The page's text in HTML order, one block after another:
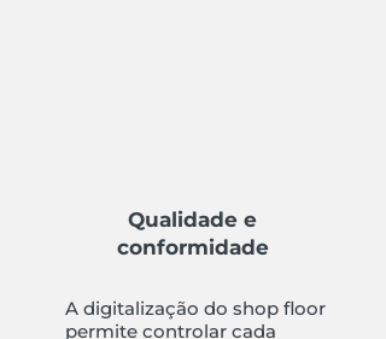
Qualidade e
conformidade
A digitalização do shop floor
permite controlar cada